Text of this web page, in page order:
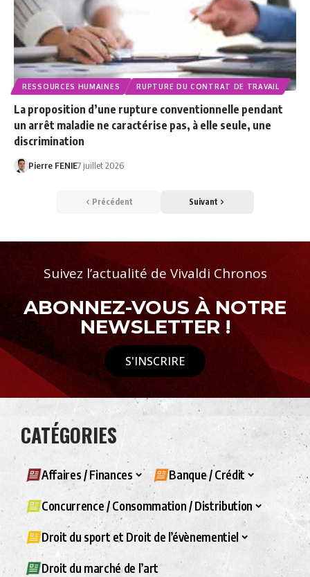
RESSOURCES HUMAINES RUPTURE DU CONTRAT DE TRAVAIL
La proposition d’une rupture conventionnelle pendant
un arrêt maladie ne caractérise pas, à elle seule, une
discrimination
Pierre FENIE7 juillet 2026
Précédent Suivant
Suivez l’actualité de Vivaldi Chronos
ABONNEZ-VOUS À NOTRE
NEWSLETTER !
S'INSCRIRE
CATÉGORIES
Affaires / Finances Banque / Crédit
Concurrence / Consommation / Distribution
Droit du sport et Droit de l’évènementiel
Droit du marché de l’art